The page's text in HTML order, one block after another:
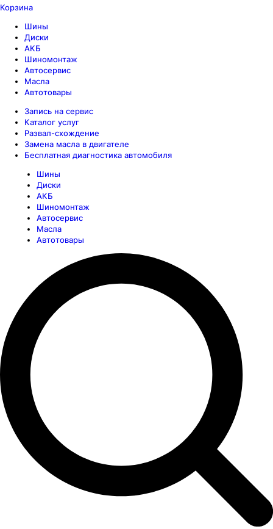
Корзина
Шины
Диски
АКБ
Шиномонтаж
Автосервис
Масла
Автотовары
Запись на сервис
Каталог услуг
Развал-схождение
Замена масла в двигателе
Бесплатная диагностика автомобиля
Шины
Диски
АКБ
Шиномонтаж
Автосервис
Масла
Автотовары